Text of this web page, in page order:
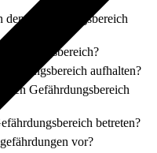
den Gefährdungsbereich
aufhalten?
den Gefährdungsbereich
betreten?
vor?